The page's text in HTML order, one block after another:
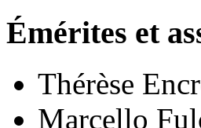
Émérites et
Thérèse
Marcello